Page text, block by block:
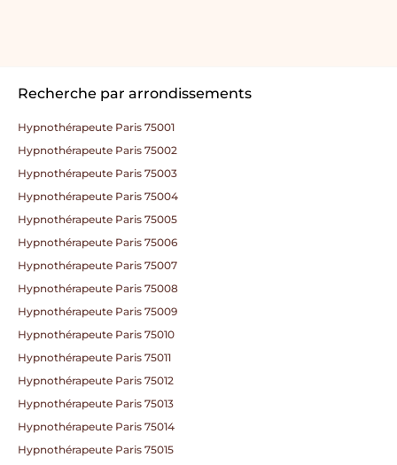
Recherche par arrondissements
Hypnothérapeute Paris 75001
Hypnothérapeute Paris 75002
Hypnothérapeute Paris 75003
Hypnothérapeute Paris 75004
Hypnothérapeute Paris 75005
Hypnothérapeute Paris 75006
Hypnothérapeute Paris 75007
Hypnothérapeute Paris 75008
Hypnothérapeute Paris 75009
Hypnothérapeute Paris 75010
Hypnothérapeute Paris 75011
Hypnothérapeute Paris 75012
Hypnothérapeute Paris 75013
Hypnothérapeute Paris 75014
Hypnothérapeute Paris 75015